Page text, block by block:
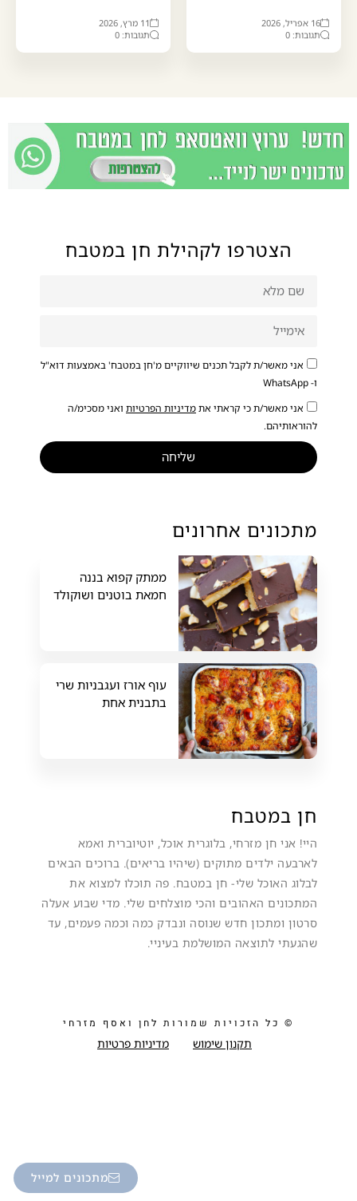
מתכונים למייל
16 אפריל, 2026
תגובות: 0
11 מרץ, 2026
תגובות: 0
חן במטבח
היי! אני חן מזרחי, בלוגרית אוכל, יוטיוברית ואמא
לארבעה ילדים מתוקים (שיהיו בריאים). ברוכים הבאים
לבלוג האוכל שלי- חן במטבח. פה תוכלו למצוא את
המתכונים האהובים והכי מוצלחים שלי. מדי שבוע אעלה
סרטון ומתכון חדש שנוסה ונבדק כמה וכמה פעמים, עד
שהגעתי לתוצאה המושלמת בעיניי.
מתכונים אחרונים
ממתק קפוא בננה
חמאת בוטנים ושוקולד
עוף אורז ועגבניות שרי
בתבנית אחת
הצטרפו לקהילת חן במטבח
אני מאשר/ת לקבל תכנים שיווקיים מ'חן במטבח' באמצעות דוא"ל
ו- WhatsApp
אני מאשר/ת כי קראתי אתמדיניות הפרטיות ואני מסכימ/ה
להוראותיהם.
שליחה
© כל הזכויות שמורות לחן ואסף מזרחי
תקנון שימוש מדיניות פרטיות